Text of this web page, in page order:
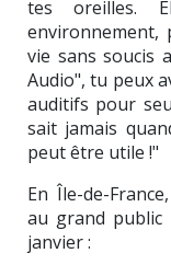
tes oreilles.
vie sans soucis
Audio", tu peux
auditifs pour
sait jamais
peut être utile !"
En Île-de-
au grand public
janvier :